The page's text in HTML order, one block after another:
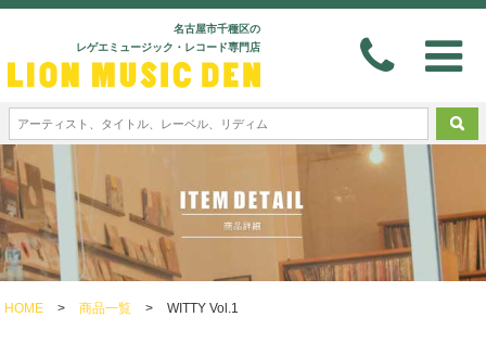
名古屋市千種区の
レゲエミュージック・レコード専門店
HOME > 商品一覧 > WITTY Vol.1